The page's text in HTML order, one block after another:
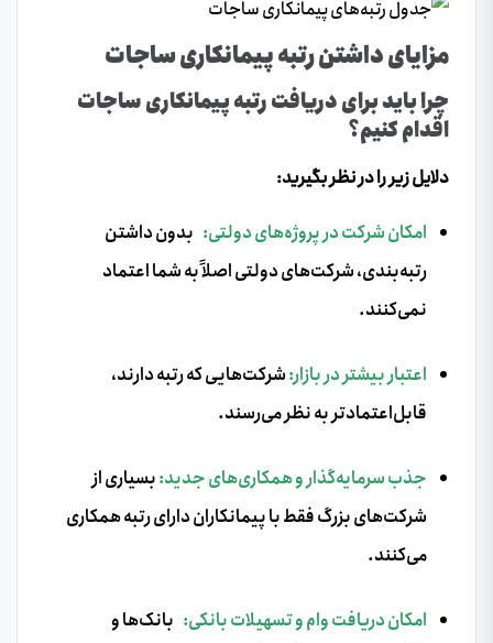
مزایای داشتن رتبه پیمانکاری ساجات
چرا باید برای دریافت رتبه پیمانکاری ساجات
اقدام کنیم؟
دلایل زیر را در نظر بگیرید:
امکان شرکت در پروژه‌های دولتی: بدون داشتن
رتبه‌بندی، شرکت‌های دولتی اصلاً به شما اعتماد
نمی‌کنند.
اعتبار بیشتر در بازار:شرکت‌هایی که رتبه دارند،
قابل‌اعتمادتر به نظر می‌رسند.
جذب سرمایه‌گذار و همکاری‌های جدید:بسیاری از
شرکت‌های بزرگ فقط با پیمانکاران دارای رتبه همکاری
می‌کنند.
امکان دریافت وام و تسهیلات بانکی: بانک‌ها و